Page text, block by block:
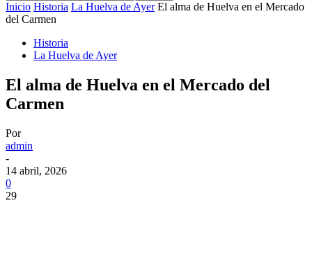
Inicio Historia La Huelva de Ayer El alma de Huelva en el Mercado
del Carmen
Historia
La Huelva de Ayer
El alma de Huelva en el Mercado del
Carmen
Por
admin
-
14 abril, 2026
0
29